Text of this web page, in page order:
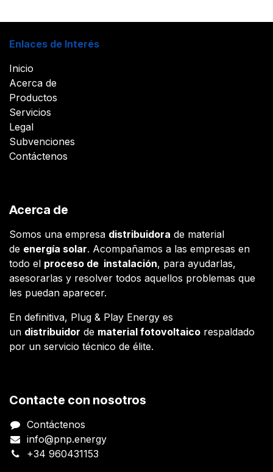
Enlaces de Interés
Inicio
Acerca de
Productos
Servicios
Legal
Subvenciones
Contáctenos
Acerca de
Somos una empresa distribuidora de material
de energía solar. Acompañamos a las empresas en
todo el proceso de instalación, para ayudarlas,
asesorarlas y resolver todos aquellos problemas que
les puedan aparecer.
En definitiva, Plug & Play Energy es
un distribuidor de material fotovoltaico respaldado
por un servicio técnico de élite.
Contacte con nosotros
Contáctenos
info@pnp.energy
+34 960431153